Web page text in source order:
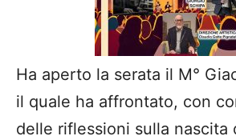
condizioni storico sociali e
l’emigrazione dei nostri
altre Regioni Italiane abbia
conoscenza di canti, danze,
stati, in seguito, portati in